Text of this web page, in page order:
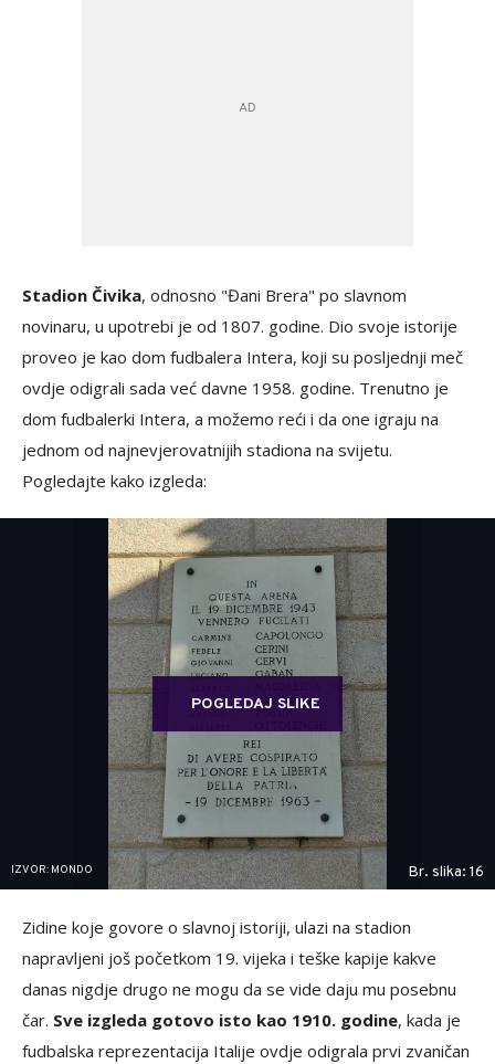
Stadion Čivika, odnosno "Đani Brera" po slavnom
novinaru, u upotrebi je od 1807. godine. Dio svoje istorije
proveo je kao dom fudbalera Intera, koji su posljednji meč
ovdje odigrali sada već davne 1958. godine. Trenutno je
dom fudbalerki Intera, a možemo reći i da one igraju na
jednom od najnevjerovatnijih stadiona na svijetu.
Pogledajte kako izgleda:
POGLEDAJ SLIKE
IZVOR: MONDO Br. slika: 16
Zidine koje govore o slavnoj istoriji, ulazi na stadion
napravljeni još početkom 19. vijeka i teške kapije kakve
danas nigdje drugo ne mogu da se vide daju mu posebnu
čar. Sve izgleda gotovo isto kao 1910. godine, kada je
fudbalska reprezentacija Italije ovdje odigrala prvi zvaničan